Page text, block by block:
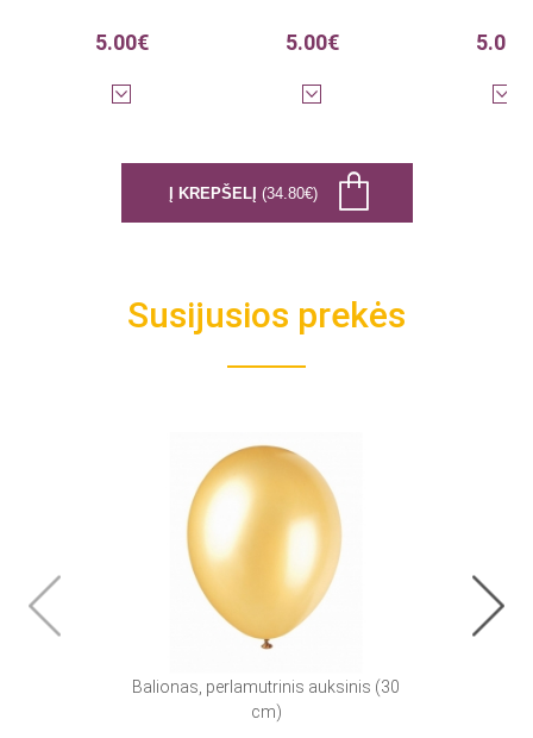
5.00€ 5.00€ 5.00€
Į KREPŠELĮ (34.80€)
Susijusios prekės
Balionas, perlamutrinis auksinis (30
cm)